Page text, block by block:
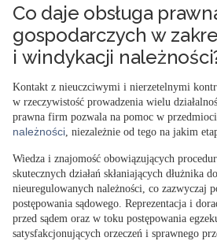
Co daje obsługa
gospodarczych w
i windykacji
Kontakt z nieuczciwymi i nierzetelnymi
w rzeczywistość prowadzenia wielu
prawna firm pozwala na pomoc w
należności, niezależnie od tego na jakim
Wiedza i znajomość obowiązujących
skutecznych działań skłaniających dłużnika
nieuregulowanych należności , co zazwyczaj
postępowania sądowego. Reprezentacja i
przed sądem oraz w toku postępowania
satysfakcjonujących orzeczeń i sprawnego